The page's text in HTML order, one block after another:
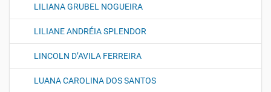
LILIANA GRUBEL NOGUEIRA
LILIANE ANDRÉIA SPLENDOR
LINCOLN D’AVILA FERREIRA
LUANA CAROLINA DOS SANTOS